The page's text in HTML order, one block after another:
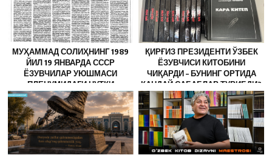
МУҲАММАД СОЛИҲНИНГ 1989
ЙИЛ 19 ЯНВАРДА СССР
ЁЗУВЧИЛАР УЮШМАСИ
ПЛЕНУМИДАГИ НУТҚИ
ҚИРҒИЗ ПРЕЗИДЕНТИ ЎЗБЕК
ЁЗУВЧИСИ КИТОБИНИ
ЧИҚАРДИ – БУНИНГ ОРТИДА
ҚАНДАЙ САБАБЛАР ТУРИБДИ?